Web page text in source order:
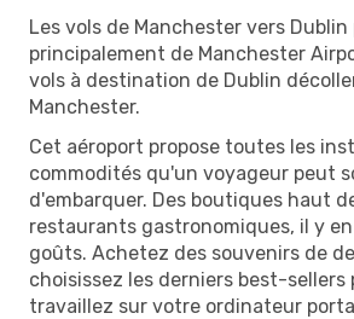
Les vols de Manchester vers
principalement de Manchester
vols à destination de Dublin
Manchester.
Cet aéroport propose toutes les
commodités qu'un voyageur peut
d'embarquer. Des boutiques haut
restaurants gastronomiques, il y
goûts. Achetez des souvenirs de
choisissez les derniers best-sellers
travaillez sur votre ordinateur